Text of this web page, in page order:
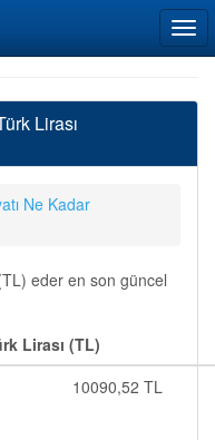
Lirası
Ne Kadar
eder en son güncel
Lirası (TL)
10090,52 TL